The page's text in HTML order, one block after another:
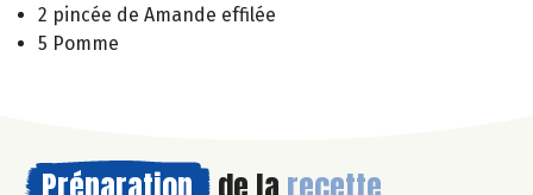
2 pincée de Amande effilée
5 Pomme